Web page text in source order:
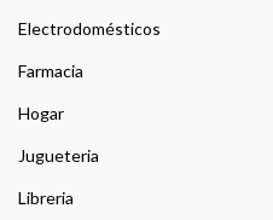
Electrodomésticos
Farmacia
Hogar
Jugueteria
Libreria